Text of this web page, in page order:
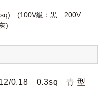
(100V級：黒 200V
)
12/0.18 0.3sq 青 型